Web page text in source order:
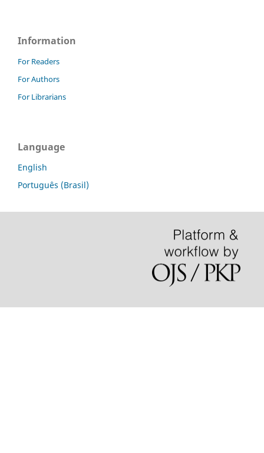
Information
For Readers
For Authors
For Librarians
Language
English
Português (Brasil)